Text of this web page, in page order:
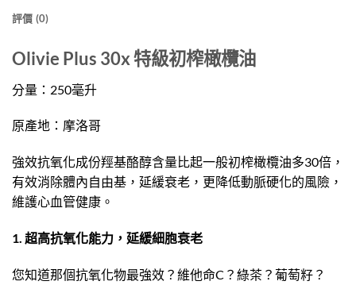
評價 (0)
Olivie Plus 30x 特級初榨橄欖油
分量：250毫升
原產地：摩洛哥
強效抗氧化成份羥基酪醇含量比起一般初榨橄欖油多30倍，
有效消除體內自由基，延緩衰老，更降低動脈硬化的風險，
維護心血管健康。
1. 超高抗氧化能力，延緩細胞衰老
您知道那個抗氧化物最強效？維他命C？綠茶？葡萄籽？